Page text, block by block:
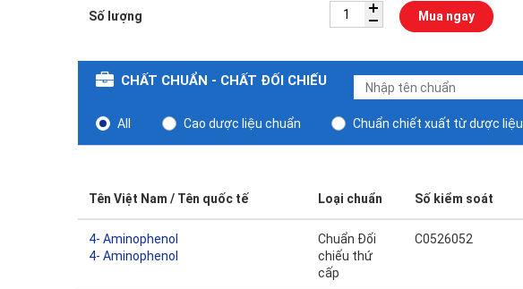
Số lượng Mua ngay
CHẤT CHUẨN - CHẤT ĐỐI CHIẾU
All Cao dược liệu chuẩn Chuẩn chiết xuất từ dược liệu
Tên Việt Nam / Tên quốc tế Loại chuẩn Số kiểm soát
4- Aminophenol
4- Aminophenol
Chuẩn Đối
chiếu thứ
cấp
C0526052